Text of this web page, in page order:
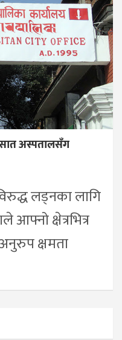
सात अस्पतालसँग
लड्नका लागि
आफ्नो क्षेत्रभित्र
क्षमता